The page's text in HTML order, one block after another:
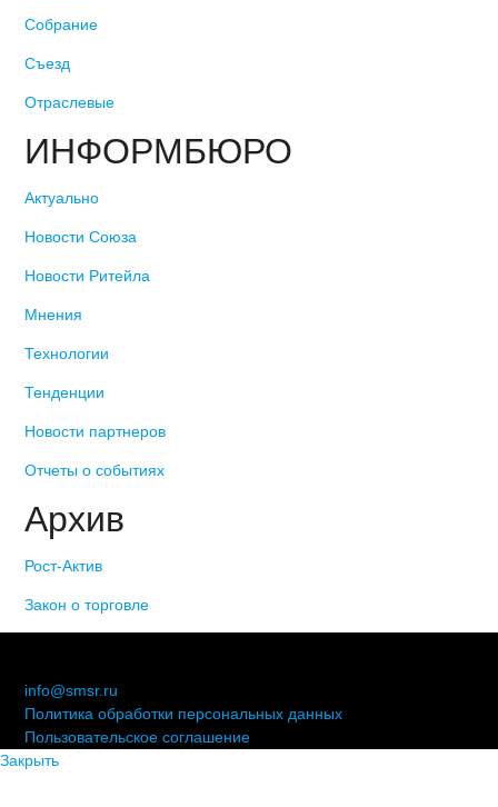
Собрание
Съезд
Отраслевые
ИНФОРМБЮРО
Актуально
Новости Союза
Новости Ритейла
Мнения
Технологии
Тенденции
Новости партнеров
Отчеты о событиях
Архив
Рост-Актив
Закон о торговле
info@smsr.ru
Политика обработки персональных данных
Пользовательское соглашение
Закрыть